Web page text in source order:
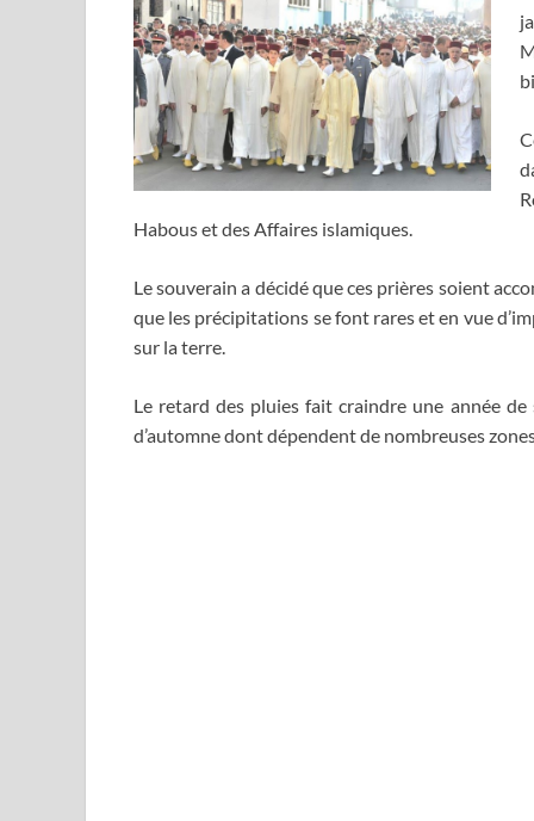
Habous et des Affaires islamiques.
Le souverain a décidé que ces prières soient
que les précipitations se font rares et en vue
sur la terre.
Le retard des pluies fait craindre une année
d’automne dont dépendent de nombreuses